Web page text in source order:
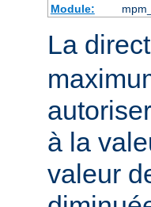
Module:
La
à la
valeur